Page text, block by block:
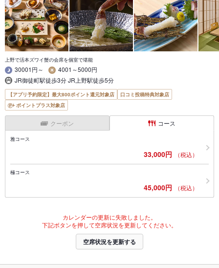
上野で活本ズワイ蟹の会席を個室で堪能
30001円～
4001～5000円
JR御徒町駅徒歩3分 JR上野駅徒歩5分
【アプリ予約限定】最大800ポイント還元対象店
口コミ投稿特典対象店
ポイントプラス対象店
クーポン コース
雅コース
33,000円 （税込）
極コース
45,000円 （税込）
カレンダーの更新に失敗しました。
下記ボタンを押して空席状況を更新してください。
空席状況を更新する